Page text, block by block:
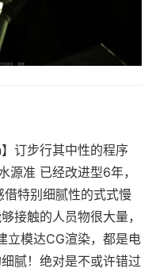
订步行其中性的程序
源准 已经改进型6年，
特别细腻性的式式慢
接触的人员物很大量，
立模达CG渲染，都是电
腻！绝对是不或许错过